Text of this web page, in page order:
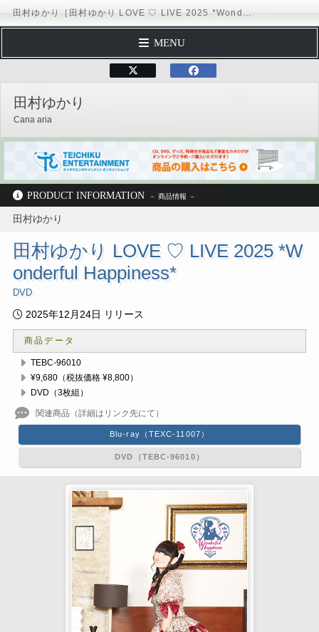
田村ゆかり［田村ゆかり LOVE ♡ LIVE 2025 *Wonderful Happiness*（DVD）：TEBC-96010］ / TEICHIKU ENTERTAINMENT
MENU
SCHEDULE
Official Site テイチクオンラインショップ
テイチクエンタテインメント 田村ゆかり ディスコグラフィー
TEBC-96010
テイチクエンタテインメント
田村ゆかり
Cana aria
PRODUCT INFORMATION
田村ゆかり
田村ゆかり LOVE ♡ LIVE 2025 *W
onderful Happiness*
DVD
2025年12月24日 リリース
商品データ
TEBC-96010
¥9,680（税抜価格 ¥8,800）
DVD（3枚組）
Blu-ray（TEXC-11007）
DVD（TEBC-96010）